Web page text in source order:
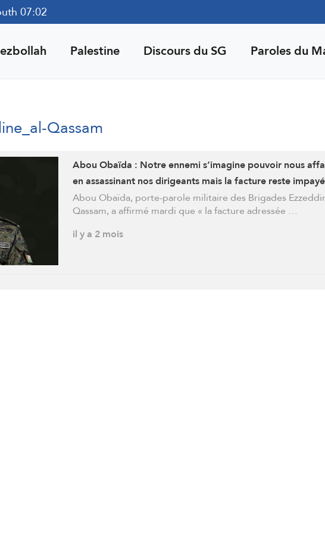
07:02
Palestine Discours du SG Paroles du
Qassam
Abou Obaïda : Notre ennemi s’imagine pouvoir nous
en assassinant nos dirigeants mais la facture reste
jusqu’à ce qu’elle soit réglée
Abou Obaïda, porte-parole militaire des Brigades
Qassam, a affirmé mardi que « la facture adressée …
il y a 2 mois